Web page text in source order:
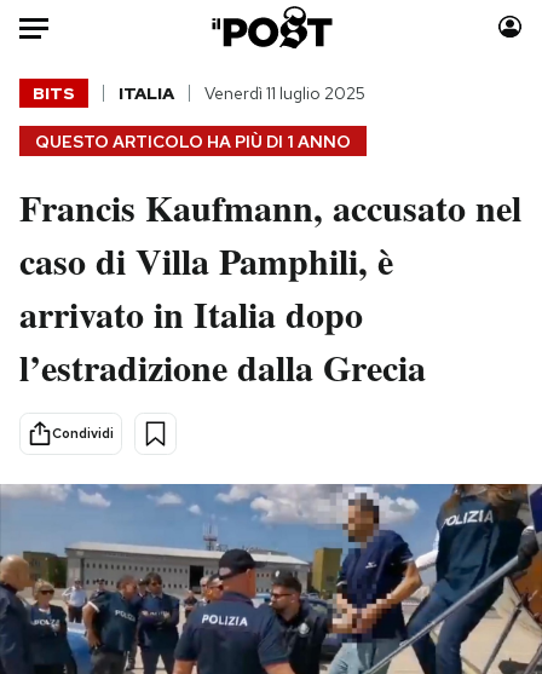
Auto
HOME
Italia
Politica
Tecnologia
Scienza
Cultura
Economia
Sport
Moda
Consumismi
Storie/Idee
Ok Boomer!
Media
Mondiali calcio 2026
PODCAST
QUESTO ARTICOLO HA PIÙ DI 1 ANNO
BITS ITALIA Venerdì 11 luglio 2025
Francis Kaufmann, accusato nel
caso di Villa Pamphili, è
arrivato in Italia dopo
l’estradizione dalla Grecia
Condividi